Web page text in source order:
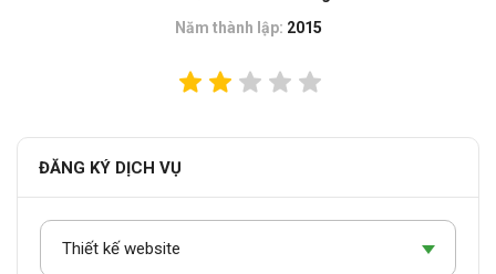
Năm thành lập: 2015
ĐĂNG KÝ DỊCH VỤ
Chọn dịch vụ